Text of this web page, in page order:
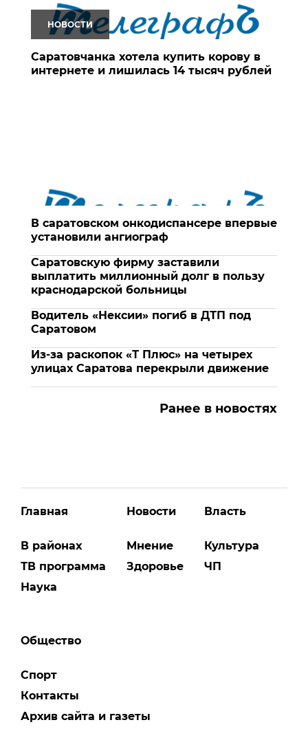
НОВОСТИ
Саратовчанка хотела купить корову в
интернете и лишилась 14 тысяч рублей
В саратовском онкодиспансере впервые
установили ангиограф
Саратовскую фирму заставили
выплатить миллионный долг в пользу
краснодарской больницы
Водитель «Нексии» погиб в ДТП под
Саратовом
Из-за раскопок «Т Плюс» на четырех
улицах Саратова перекрыли движение
Ранее в новостях
Главная
В районах
ТВ программа
Наука
Новости
Мнение
Здоровье
Власть
Культура
ЧП
Общество
Спорт
Контакты
Архив сайта и газеты